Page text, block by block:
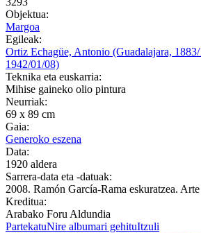
Objektua:
Margoa
Egileak:
Ortiz Echagüe, Antonio (Guadalajara,
1942/01/08)
Teknika eta euskarria:
Mihise gaineko olio pintura
Neurriak:
69 x 89 cm
Gaia:
Generoko eszena
Data:
1920 aldera
Sarrera-data eta -datuak:
2008. Ramón García-Rama eskuratzea.
Kreditua:
Arabako Foru Aldundia
PartekatuNire albumari gehituItzuli